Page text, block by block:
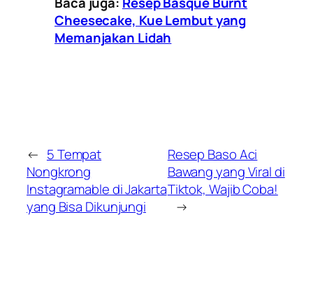
Cheesecake, Kue Lembut yang
Memanjakan Lidah
← 5 Tempat
Nongkrong
Instagramable di Jakarta
yang Bisa Dikunjungi
Resep Baso Aci
Bawang yang Viral di
Tiktok, Wajib Coba!
→